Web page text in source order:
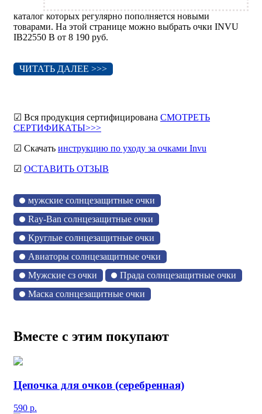
каталог которых регулярно пополняется новыми
товарами. На этой странице можно выбрать очки INVU
IB22550 B от 8 190 руб.
ЧИТАТЬ ДАЛЕЕ >>>
☑ Вся продукция сертифицирована СМОТРЕТЬ
СЕРТИФИКАТЫ>>>
☑ Скачать инструкцию по уходу за очками Invu
☑ ОСТАВИТЬ ОТЗЫВ
мужские солнцезащитные очки
Ray-Ban солнцезащитные очки
Круглые солнцезащитные очки
Авиаторы солнцезащитные очки
Мужские сз очки
Прада солнцезащитные очки
Маска солнцезащитные очки
Вместе с этим покупают
Цепочка для очков (серебренная)
590 р.